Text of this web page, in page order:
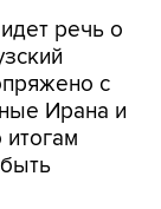
речь о
с
Ирана и